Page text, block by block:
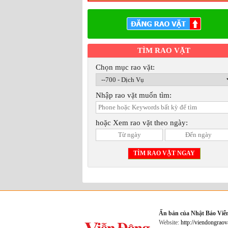
714-266-9199
TÌM RAO VẶT
Chọn mục rao vặt:
Nhập rao vặt muốn tìm:
hoặc Xem rao vặt theo ngày: